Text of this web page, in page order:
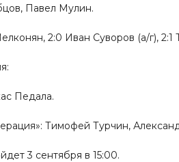
Павел Мулин.
2:0 Иван Суворов (а/г),
Педала.
Тимофей Турчин,
3 сентября в 15:00.